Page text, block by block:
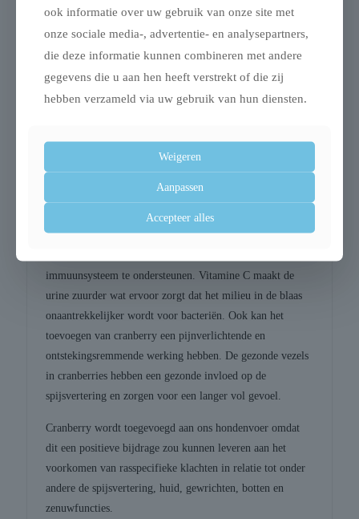
in Nederland voornamelijk te vinden op de
Waddeneilanden en zeer zeldzaam in de rest van
Nederland. Oorspronkelijk komt de plant uit Noord-
Amerika en zou deze rond 1845 voor het eerst naar
Cranberries bevatten een unieke mix van voedingsstoffen
die een krachtige gezondheidsboost kunnen bieden aan
honden. De besjes zijn onder andere rijk aan mineralen
zoals kalium, die zorgt voor een gezond niveau van de
vitale vloeistoffen in het lichaam. Ook zitten deze besjes
immuunsysteem te ondersteunen. Vitamine C maakt de
urine zuurder wat ervoor zorgt dat het milieu in de blaas
onaantrekkelijker wordt voor bacteriën. Ook kan het
toevoegen van cranberry een pijnverlichtende en
ontstekingsremmende werking hebben. De gezonde vezels
in cranberries hebben een gezonde invloed op de
spijsvertering en zorgen voor een langer vol gevoel.
Cranberry wordt toegevoegd aan ons hondenvoer omdat
dit een positieve bijdrage zou kunnen leveren aan het
voorkomen van rasspecifieke klachten in relatie tot onder
andere de spijsvertering, huid, gewrichten, botten en
zenuwfuncties.
ook informatie over uw gebruik van onze site met
onze sociale media-, advertentie- en analysepartners,
die deze informatie kunnen combineren met andere
gegevens die u aan hen heeft verstrekt of die zij
hebben verzameld via uw gebruik van hun diensten.
Weigeren
Aanpassen
Accepteer alles